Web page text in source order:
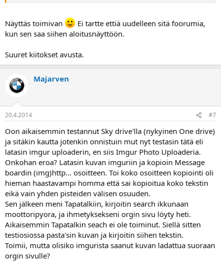
Näyttäs toimivan
Ei tartte ettiä uudelleen sitä foorumia,
kun sen saa siihen aloitusnäyttöön.
Suuret kiitokset avusta.
Majarven
20.4.2014 #7
Oon aikaisemmin testannut Sky drive'lla (nykyinen One drive)
ja sitäkin kautta jotenkin onnistuin mut nyt testasin tätä eli
latasin imgur uploaderin, en siis Imgur Photo Uploaderia.
Onkohan eroa? Latasin kuvan imguriin ja kopioin Message
boardin (img)http... osoitteen. Toi koko osoitteen kopiointi oli
hieman haastavampi homma että sai kopioitua koko tekstin
eikä vain yhden pisteiden välisen osuuden.
Sen jälkeen meni Tapatalkiin, kirjoitin search ikkunaan
moottoripyora, ja ihmetyksekseni orgin sivu löyty heti.
Aikaisemmin Tapatalkin seach ei ole toiminut. Siellä sitten
testiosiossa pasta'sin kuvan ja kirjoitin siihen tekstin.
Toimii, mutta olisiko imgurista saanut kuvan ladattua suoraan
orgin sivulle?